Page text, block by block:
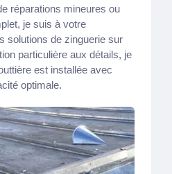
réparations mineures ou
je suis à votre
solutions de zinguerie sur
particulière aux détails, je
est installée avec
optimale.